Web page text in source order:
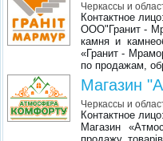
Черкассы и
Контактное лицо:
ООО"Гранит -
камня и
«Гранит -
по продажам,
Магазин
Черкассы и
Контактное лицо:
Магазин